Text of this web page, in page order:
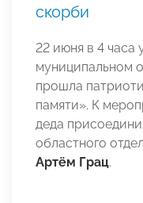
скорби
22 июня в 4
муниципальном
прошла
памяти». К
деда
областного
Артём Грац.